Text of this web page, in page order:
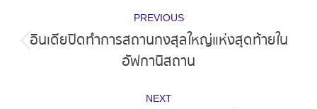
navigation
PREVIOUS
Previous
post:
อินเดียปิดทำการสถานกงสุลใหญ่แห่งสุดท้ายใน
อัฟกานิสถาน
NEXT